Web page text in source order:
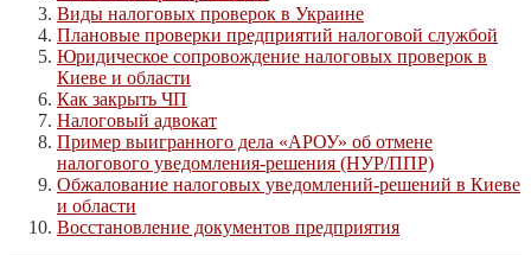
Виды налоговых проверок в Украине
Плановые проверки предприятий налоговой службой
Юридическое сопровождение налоговых проверок в
Киеве и области
Как закрыть ЧП
Налоговый адвокат
Пример выигранного дела «АРОУ» об отмене
налогового уведомления-решения (НУР/ППР)
Обжалование налоговых уведомлений-решений в Киеве
и области
Восстановление документов предприятия